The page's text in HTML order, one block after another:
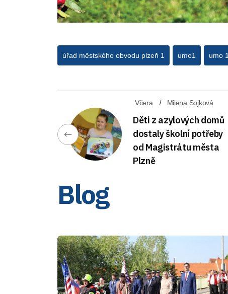
úřad městského obvodu plzeň 1 umo1 umo 1
Včera Milena Sojková
Děti z azylových domů
dostaly školní potřeby
od Magistrátu města
Plzně
Blog